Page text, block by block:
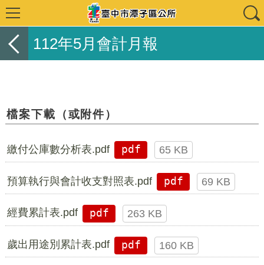
112年5月會計月報
檔案下載（或附件）
繳付公庫數分析表.pdf pdf 65 KB
預算執行與會計收支對照表.pdf pdf 69 KB
經費累計表.pdf pdf 263 KB
歲出用途別累計表.pdf pdf 160 KB